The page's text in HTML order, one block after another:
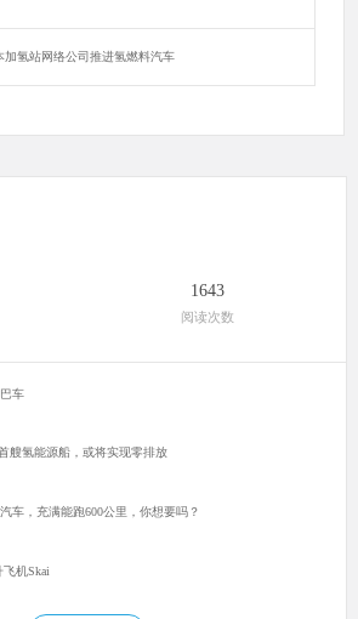
加氢站网络公司推进氢燃料汽车
1643
阅读次数
车
艘氢能源船，或将实现零排放
车，充满能跑600公里，你想要吗？
机Skai